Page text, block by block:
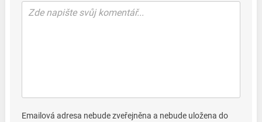
Emailová adresa nebude zveřejněna a nebude uložena do